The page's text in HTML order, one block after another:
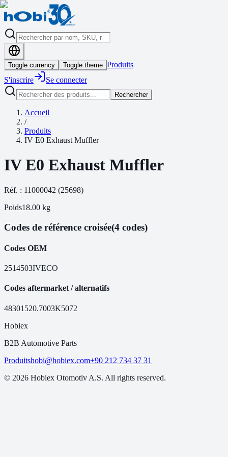
Toggle currency Toggle theme Produits
S'inscrire
Se connecter
Rechercher
Accueil
/
Produits
IV E0 Exhaust Muffler
IV E0 Exhaust Muffler
Réf. : 11000042 (25698)
Poids18.00 kg
Codes de référence croisée(4 codes)
Codes OEM
2514503IVECO
Codes aftermarket / alternatifs
48301 520.7003K5072
Hobiex
B2B Automotive Parts
Produitshobi@hobiex.com+90 212 734 37 31
© 2026 Hobiex Otomotiv A.S. All rights reserved.